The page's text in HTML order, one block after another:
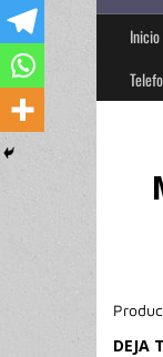
Inicio
DEJA